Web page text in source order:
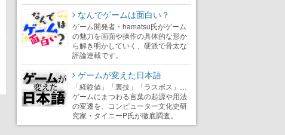
なんでゲームは面白い？
ゲーム開発者・hamatsu氏がゲーム
の魅力を画面や操作の具体的な形か
ら解き明かしていく、硬派で骨太な
評論連載です。
ゲームが変えた日本語
「経験値」「裏技」「ラスボス」…
ゲームにまつわる言葉の起源や用法
の変遷を、コンピューター文化史研
究家・タイニーP氏が徹底調査。